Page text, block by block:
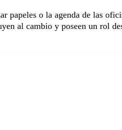
papeles o la agenda de las
al cambio y poseen un rol